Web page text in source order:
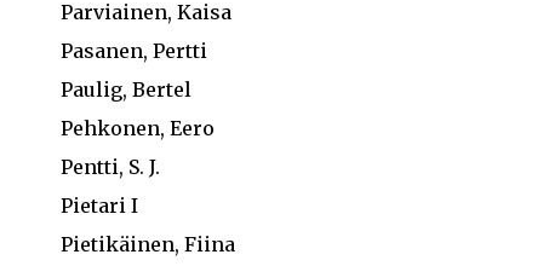
Parviainen, Kaisa
Pasanen, Pertti
Paulig, Bertel
Pehkonen, Eero
Pentti, S. J.
Pietari I
Pietikäinen, Fiina